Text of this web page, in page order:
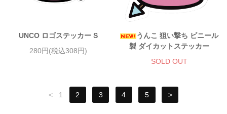
UNCO ロゴステッカー S
280円(税込308円)
うんこ 狙い撃ち ビニール
製 ダイカットステッカー
SOLD OUT
< 1 2 3 4 5 >